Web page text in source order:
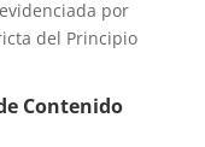
por
del Principio
Contenido